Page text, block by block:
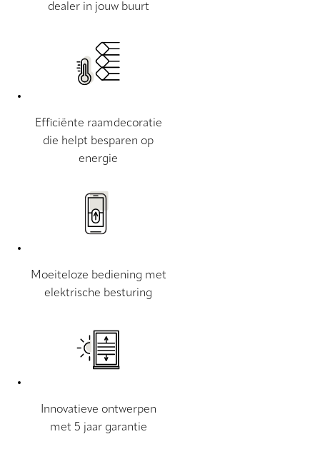
dealer in jouw buurt
Efficiënte raamdecoratie
die helpt besparen op
energie
Moeiteloze bediening met
elektrische besturing
Innovatieve ontwerpen
met 5 jaar garantie